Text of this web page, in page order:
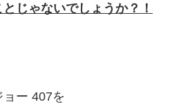
じゃないでしょうか？！
ー 407を